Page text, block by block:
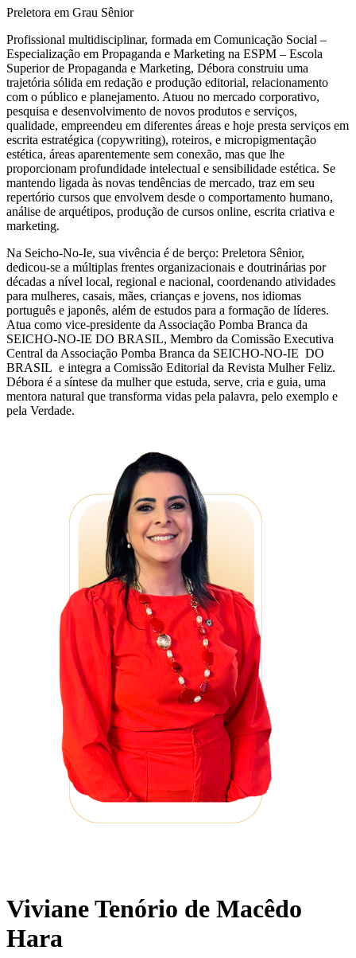
Preletora em Grau Sênior
Profissional multidisciplinar, formada em Comunicação Social –
Especialização em Propaganda e Marketing na ESPM – Escola
Superior de Propaganda e Marketing, Débora construiu uma
trajetória sólida em redação e produção editorial, relacionamento
com o público e planejamento. Atuou no mercado corporativo,
pesquisa e desenvolvimento de novos produtos e serviços,
qualidade, empreendeu em diferentes áreas e hoje presta serviços em
escrita estratégica (copywriting), roteiros, e micropigmentação
estética, áreas aparentemente sem conexão, mas que lhe
proporcionam profundidade intelectual e sensibilidade estética. Se
mantendo ligada às novas tendências de mercado, traz em seu
repertório cursos que envolvem desde o comportamento humano,
análise de arquétipos, produção de cursos online, escrita criativa e
marketing.
Na Seicho-No-Ie, sua vivência é de berço: Preletora Sênior,
dedicou-se a múltiplas frentes organizacionais e doutrinárias por
décadas a nível local, regional e nacional, coordenando atividades
para mulheres, casais, mães, crianças e jovens, nos idiomas
português e japonês, além de estudos para a formação de líderes.
Atua como vice-presidente da Associação Pomba Branca da
SEICHO-NO-IE DO BRASIL, Membro da Comissão Executiva
Central da Associação Pomba Branca da SEICHO-NO-IE DO
BRASIL e integra a Comissão Editorial da Revista Mulher Feliz.
Débora é a síntese da mulher que estuda, serve, cria e guia, uma
mentora natural que transforma vidas pela palavra, pelo exemplo e
pela Verdade.
Viviane Tenório de Macêdo
Hara